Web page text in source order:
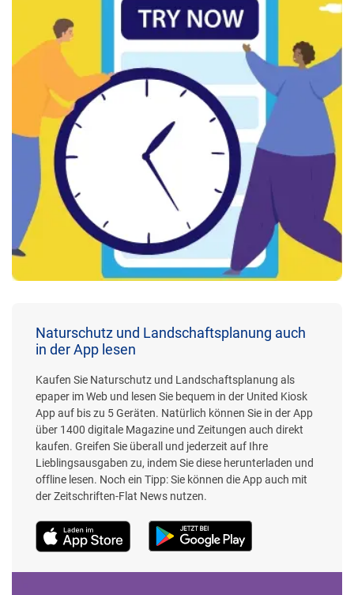
Naturschutz und Landschaftsplanung auch
in der App lesen
Kaufen Sie Naturschutz und Landschaftsplanung als
epaper im Web und lesen Sie bequem in der United Kiosk
App auf bis zu 5 Geräten. Natürlich können Sie in der App
über 1400 digitale Magazine und Zeitungen auch direkt
kaufen. Greifen Sie überall und jederzeit auf Ihre
Lieblingsausgaben zu, indem Sie diese herunterladen und
offline lesen. Noch ein Tipp: Sie können die App auch mit
der Zeitschriften-Flat News nutzen.